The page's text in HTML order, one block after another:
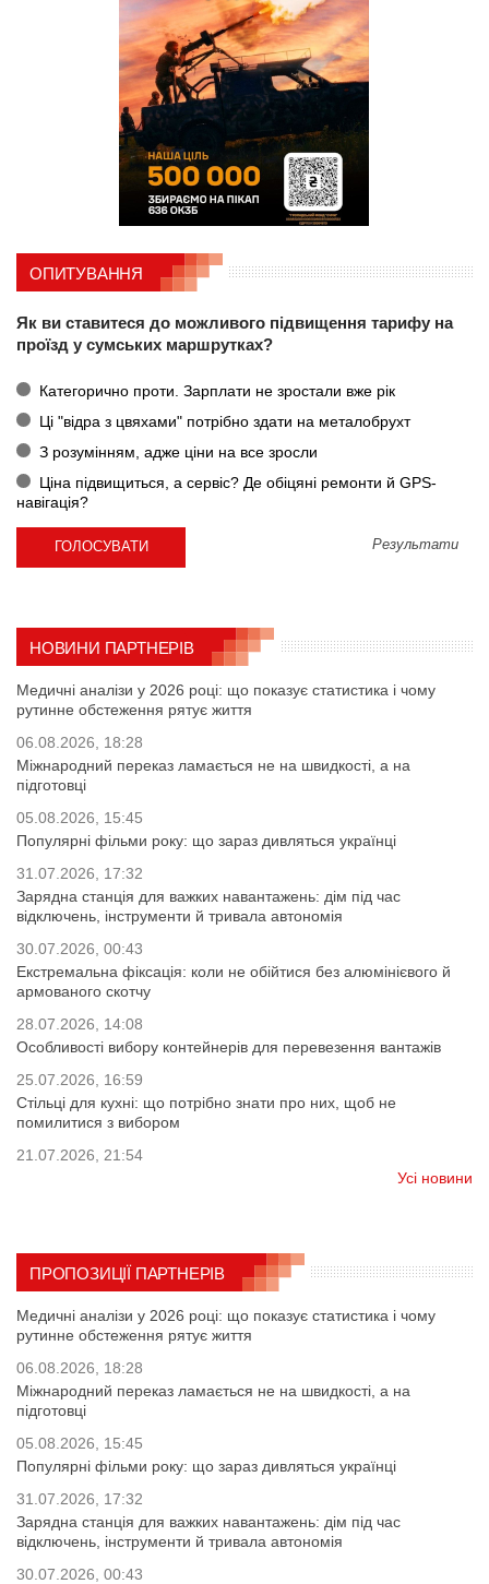
ОПИТУВАННЯ
Як ви ставитеся до можливого підвищення тарифу на
проїзд у сумських маршрутках?
Категорично проти. Зарплати не зростали вже рік
Ці "відра з цвяхами" потрібно здати на металобрухт
З розумінням, адже ціни на все зросли
Ціна підвищиться, а сервіс? Де обіцяні ремонти й GPS-
навігація?
Результати
НОВИНИ ПАРТНЕРІВ
Медичні аналізи у 2026 році: що показує статистика і чому
рутинне обстеження рятує життя
06.08.2026, 18:28
Міжнародний переказ ламається не на швидкості, а на
підготовці
05.08.2026, 15:45
Популярні фільми року: що зараз дивляться українці
31.07.2026, 17:32
Зарядна станція для важких навантажень: дім під час
відключень, інструменти й тривала автономія
30.07.2026, 00:43
Екстремальна фіксація: коли не обійтися без алюмінієвого й
армованого скотчу
28.07.2026, 14:08
Особливості вибору контейнерів для перевезення вантажів
25.07.2026, 16:59
Стільці для кухні: що потрібно знати про них, щоб не
помилитися з вибором
21.07.2026, 21:54
Усі новини
ПРОПОЗИЦІЇ ПАРТНЕРІВ
Медичні аналізи у 2026 році: що показує статистика і чому
рутинне обстеження рятує життя
06.08.2026, 18:28
Міжнародний переказ ламається не на швидкості, а на
підготовці
05.08.2026, 15:45
Популярні фільми року: що зараз дивляться українці
31.07.2026, 17:32
Зарядна станція для важких навантажень: дім під час
відключень, інструменти й тривала автономія
30.07.2026, 00:43